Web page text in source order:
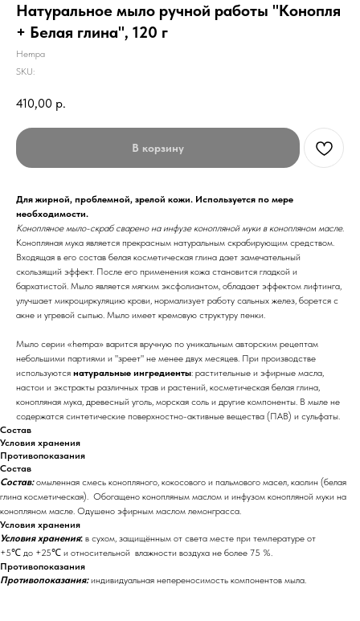
Натуральное мыло ручной работы "Конопля
+ Белая глина", 120 г
Hempa
SKU:
410,00 р.
В корзину
Для жирной, проблемной, зрелой кожи. Используется по мере
необходимости.
Конопляное мыло-скраб сварено на инфузе конопляной муки в конопляном масле.
Конопляная мука является прекрасным натуральным скрабирующим средством.
Входящая в его состав белая косметическая глина дает замечательный
скользящий эффект. После его применения кожа становится гладкой и
бархатистой. Мыло является мягким эксфолиантом, обладает эффектом лифтинга,
улучшает микроциркуляцию крови, нормализует работу сальных желез, борется с
акне и угревой сыпью. Мыло имеет кремовую структуру пенки.
Мыло серии «hempa» варится вручную по уникальным авторским рецептам
небольшими партиями и "зреет" не менее двух месяцев. При производстве
используются натуральные ингредиенты: растительные и эфирные масла,
настои и экстракты различных трав и растений, косметическая белая глина,
конопляная мука, древесный уголь, морская соль и другие компоненты. В мыле не
содержатся синтетические поверхностно-активные вещества (ПАВ) и сульфаты.
Состав
Условия хранения
Противопоказания
Состав
Состав:омыленная смесь конопляного, кокосового и пальмового масел, каолин (белая
глина косметическая). Обогащено конопляным маслом и инфузом конопляной муки на
конопляном масле. Одушено эфирным маслом лемонграсса.
Условия хранения
Условия хранения: в сухом, защищённым от света месте при температуре от
+5℃ до +25℃ и относительной влажности воздуха не более 75 %.
Противопоказания
Противопоказания:индивидуальная непереносимость компонентов мыла.